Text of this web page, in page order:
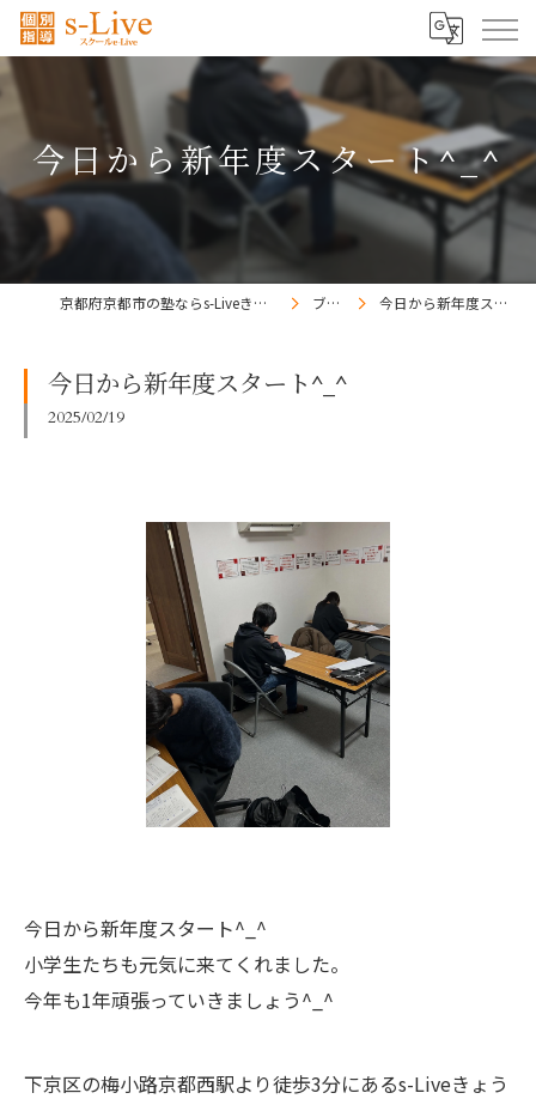
今日から新年度スタート^_^
京都府京都市の塾ならs-Liveきょうと梅小路校 ブログ 今日から新年度スタート^_^
今日から新年度スタート^_^
2025/02/19
今日から新年度スタート^_^
小学生たちも元気に来てくれました。
今年も1年頑張っていきましょう^_^
下京区の梅小路京都西駅より徒歩3分にあるs-Liveきょう